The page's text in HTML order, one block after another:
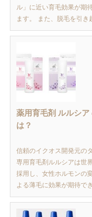
ル」に近い育毛効果が期
ます。 また、脱毛を引き
薬用育毛剤 ルルシア
は？
信頼のイクオス開発元の
専用育毛剤ルルシアは世
採用し、女性ホルモンの
よる薄毛に効果が期待で